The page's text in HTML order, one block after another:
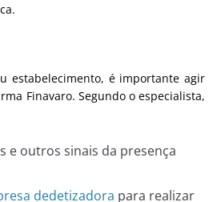
estabelecimento, é importante agir
Finavaro. Segundo o especialista,
e outros sinais da presença
dedetizadora para realizar